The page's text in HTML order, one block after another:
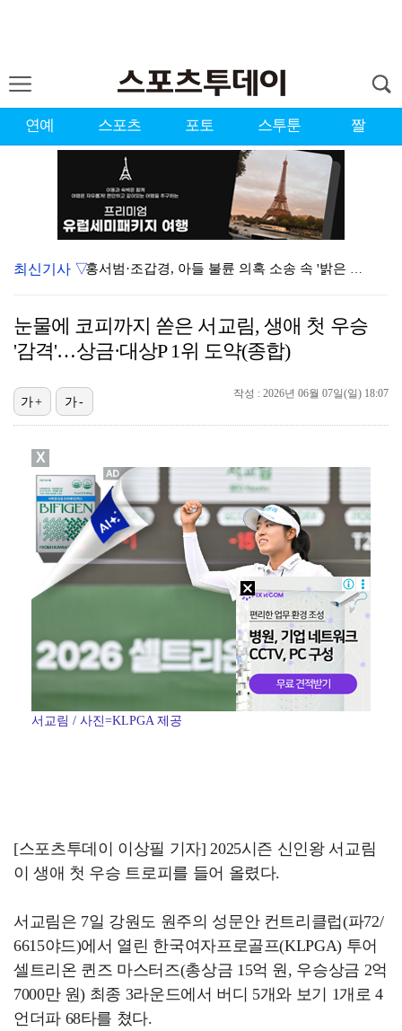
연예 스포츠 포토 스투툰 짤
홍서범·조갑경, 아들 불륜 의혹 소송 속 '밝은 근황'…
데뷔는 쉬워도 생존은 어렵다…K팝 아이돌 평균 수명 4…
[ST포토] 박현경, 힘찬 세컨샷
[ST포토] 고지우, 신중한 퍼팅
[ST포토] 문정민, 자신감 가득
[ST포토] 문정민, 안정된 퍼팅
[ST포토] 문정민, 버디 성공
최신기사 ▽
눈물에 코피까지 쏟은 서교림, 생애 첫 우승
'감격'…상금·대상P 1위 도약(종합)
작성 : 2026년 06월 07일(일) 18:07
가+ 가-
서교림 / 사진=KLPGA 제공
[스포츠투데이 이상필 기자] 2025시즌 신인왕 서교림
이 생애 첫 우승 트로피를 들어 올렸다.
서교림은 7일 강원도 원주의 성문안 컨트리클럽(파72/
6615야드)에서 열린 한국여자프로골프(KLPGA) 투어
셀트리온 퀸즈 마스터즈(총상금 15억 원, 우승상금 2억
7000만 원) 최종 3라운드에서 버디 5개와 보기 1개로 4
언더파 68타를 쳤다.
X